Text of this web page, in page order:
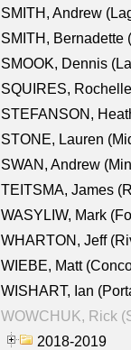
SMITH, Andrew
SMITH, Bernadette
SMOOK, Dennis
SQUIRES,
STEFANSON,
STONE, Lauren
SWAN, Andrew
TEITSMA, James
WASYLIW, Mark
WHARTON, Jeff
WIEBE, Matt
WISHART, Ian
WOWCHUK, Rick
2018-2019